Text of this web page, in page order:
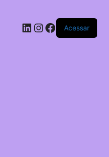
LinkedIn
Instagram
Facebook
Acessar